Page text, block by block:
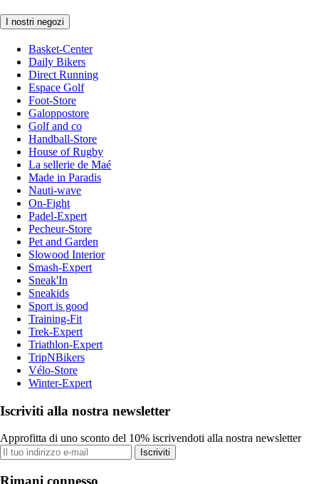
I nostri negozi
Basket-Center
Daily Bikers
Direct Running
Espace Golf
Foot-Store
Galoppostore
Golf and co
Handball-Store
House of Rugby
La sellerie de Maé
Made in Paradis
Nauti-wave
On-Fight
Padel-Expert
Pecheur-Store
Pet and Garden
Slowood Interior
Smash-Expert
Sneak'In
Sneakids
Sport is good
Training-Fit
Trek-Expert
Triathlon-Expert
TripNBikers
Vélo-Store
Winter-Expert
Iscriviti alla nostra newsletter
Approfitta di uno sconto del 10% iscrivendoti alla nostra newsletter
Iscriviti
Rimani connesso